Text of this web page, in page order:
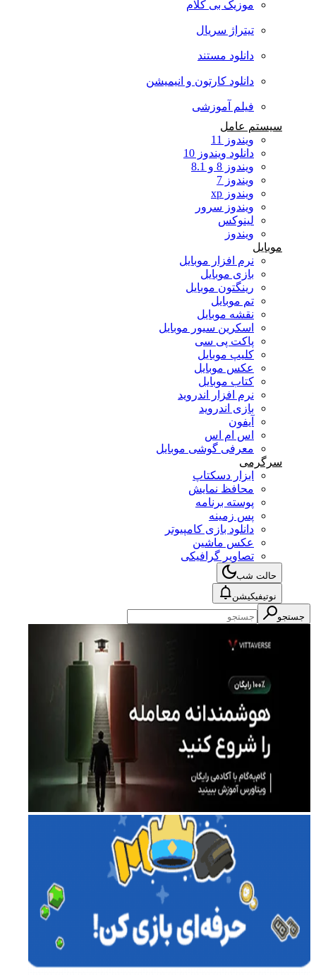
موزیک بی کلام
تیتراژ سریال
دانلود مستند
دانلود کارتون و انیمیشن
فیلم آموزشی
سیستم عامل
ویندوز 11
دانلود ویندوز 10
ویندوز 8 و 8.1
ویندوز 7
ویندوز xp
ویندوز سرور
لینوکس
ویندوز
موبایل
نرم افزار موبایل
بازی موبایل
رینگتون موبایل
تم موبایل
نقشه موبایل
اسکرین سیور موبایل
پاکت پی سی
کلیپ موبایل
عکس موبایل
کتاب موبایل
نرم افزار اندروید
بازی اندروید
آیفون
اس ام اس
معرفی گوشی موبایل
سرگرمی
ابزار دسکتاپ
محافظ نمایش
پوسته برنامه
پس زمینه
دانلود بازی کامپیوتر
عکس ماشین
تصاویر گرافیکی
حالت شب
نوتیفیکیشن
جستجو